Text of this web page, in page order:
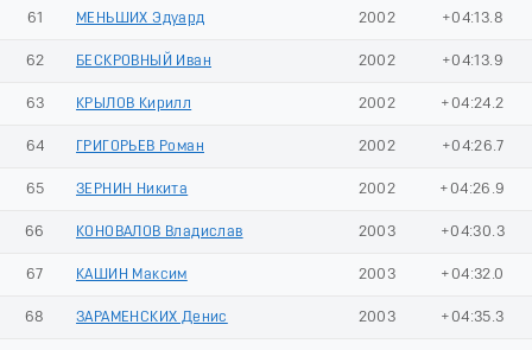
61 МЕНЬШИХ Эдуард 2002 +04:13.8
62 БЕСКРОВНЫЙ Иван 2002 +04:13.9
63 КРЫЛОВ Кирилл 2002 +04:24.2
64 ГРИГОРЬЕВ Роман 2002 +04:26.7
65 ЗЕРНИН Никита 2002 +04:26.9
66 КОНОВАЛОВ Владислав 2003 +04:30.3
67 КАШИН Максим 2003 +04:32.0
68 ЗАРАМЕНСКИХ Денис 2003 +04:35.3